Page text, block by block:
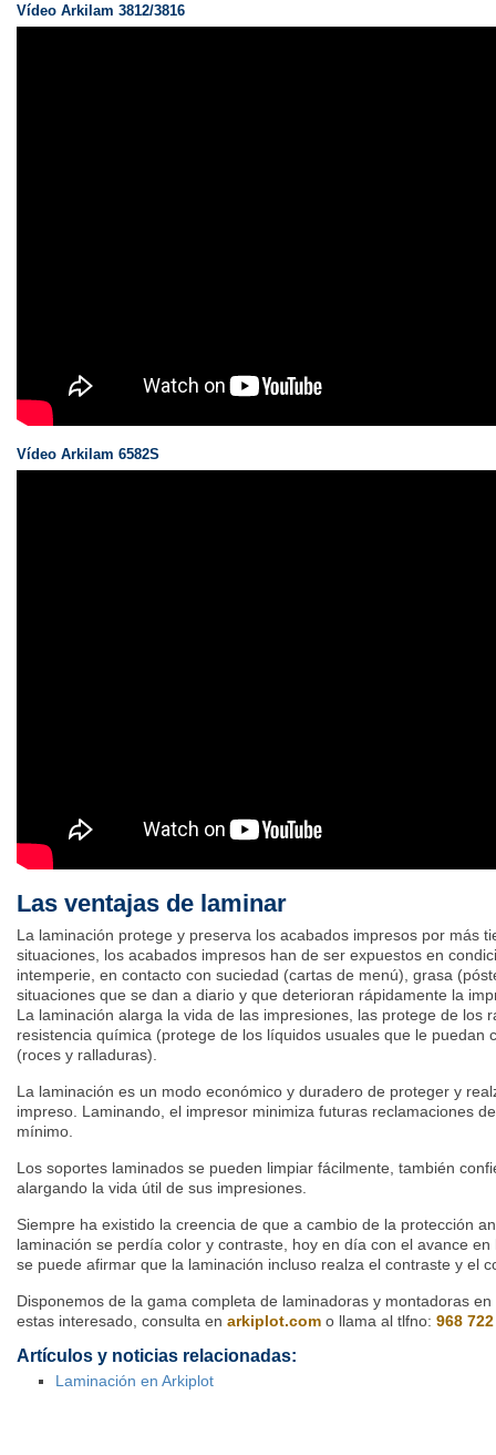
Vídeo Arkilam 3812/3816
Vídeo Arkilam 6582S
Las ventajas de laminar
La laminación protege y preserva los acabados impresos por más
situaciones, los acabados impresos han de ser expuestos en
intemperie, en contacto con suciedad (cartas de menú), grasa
situaciones que se dan a diario y que deterioran rápidamente la
La laminación alarga la vida de las impresiones, las protege de los
resistencia química (protege de los líquidos usuales que le puedan
(roces y ralladuras).
La laminación es un modo económico y duradero de proteger y
impreso. Laminando, el impresor minimiza futuras reclamaciones
mínimo.
Los soportes laminados se pueden limpiar fácilmente, también
alargando la vida útil de sus impresiones.
Siempre ha existido la creencia de que a cambio de la protección
laminación se perdía color y contraste, hoy en día con el avance
se puede afirmar que la laminación incluso realza el contraste y el
Disponemos de la gama completa de laminadoras y montadoras
estas interesado, consulta en arkiplot.com o llama al tlfno: 968
Artículos y noticias relacionadas:
Laminación en Arkiplot